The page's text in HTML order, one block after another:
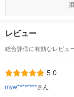
レビュー
総合評価に有効なレビュ
5.0
myw********さん